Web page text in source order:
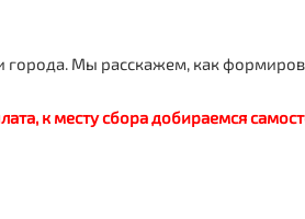
Мы расскажем, как
, к месту сбора добираемся